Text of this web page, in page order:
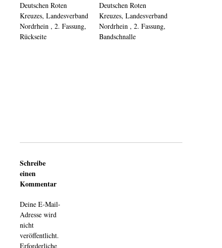
Deutschen Roten
Kreuzes, Landesverband
Nordrhein , 2. Fassung,
Rückseite
Deutschen Roten
Kreuzes, Landesverband
Nordrhein , 2. Fassung,
Bandschnalle
Schreibe
einen
Kommentar
Deine E-Mail-
Adresse wird
nicht
veröffentlicht.
Erforderliche